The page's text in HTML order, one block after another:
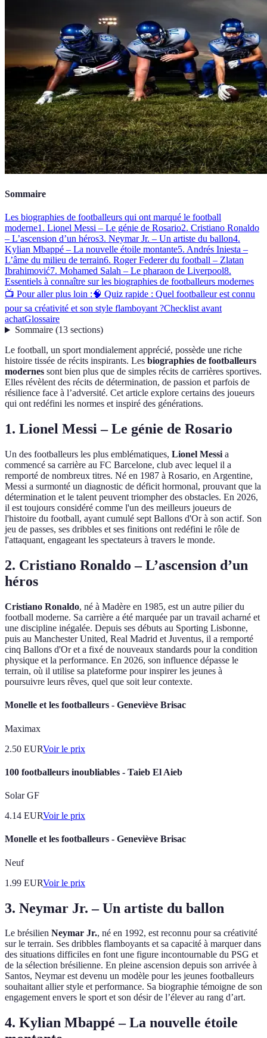
Sommaire
Les biographies de footballeurs qui ont marqué le football
moderne1. Lionel Messi – Le génie de Rosario2. Cristiano Ronaldo
– L’ascension d’un héros3. Neymar Jr. – Un artiste du ballon4.
Kylian Mbappé – La nouvelle étoile montante5. Andrés Iniesta –
L’âme du milieu de terrain6. Roger Federer du football – Zlatan
Ibrahimović7. Mohamed Salah – Le pharaon de Liverpool8.
Essentiels à connaître sur les biographies de footballeurs modernes
📺 Pour aller plus loin :🧠 Quiz rapide : Quel footballeur est connu
pour sa créativité et son style flamboyant ?Checklist avant
achatGlossaire
Sommaire(13 sections)
Le football, un sport mondialement apprécié, possède une riche
histoire tissée de récits inspirants. Les biographies de footballeurs
modernes sont bien plus que de simples récits de carrières sportives.
Elles révèlent des récits de détermination, de passion et parfois de
résilience face à l’adversité. Cet article explore certains des joueurs
qui ont redéfini les normes et inspiré des générations.
1. Lionel Messi – Le génie de Rosario
Un des footballeurs les plus emblématiques, Lionel Messi a
commencé sa carrière au FC Barcelone, club avec lequel il a
remporté de nombreux titres. Né en 1987 à Rosario, en Argentine,
Messi a surmonté un diagnostic de déficit hormonal, prouvant que la
détermination et le talent peuvent triompher des obstacles. En 2026,
il est toujours considéré comme l'un des meilleurs joueurs de
l'histoire du football, ayant cumulé sept Ballons d'Or à son actif. Son
jeu de passes, ses dribbles et ses finitions ont redéfini le rôle de
l'attaquant, engageant les spectateurs à travers le monde.
2. Cristiano Ronaldo – L’ascension d’un
héros
Cristiano Ronaldo, né à Madère en 1985, est un autre pilier du
football moderne. Sa carrière a été marquée par un travail acharné et
une discipline inégalée. Depuis ses débuts au Sporting Lisbonne,
puis au Manchester United, Real Madrid et Juventus, il a remporté
cinq Ballons d'Or et a fixé de nouveaux standards pour la condition
physique et la performance. En 2026, son influence dépasse le
terrain, où il utilise sa plateforme pour inspirer les jeunes à
poursuivre leurs rêves, quel que soit leur contexte.
Monelle et les footballeurs - Geneviève Brisac
Maximax
2.50 EURVoir le prix
100 footballeurs inoubliables - Taieb El Aieb
Solar GF
4.14 EURVoir le prix
Monelle et les footballeurs - Geneviève Brisac
Neuf
1.99 EURVoir le prix
3. Neymar Jr. – Un artiste du ballon
Le brésilien Neymar Jr., né en 1992, est reconnu pour sa créativité
sur le terrain. Ses dribbles flamboyants et sa capacité à marquer dans
des situations difficiles en font une figure incontournable du PSG et
de la sélection brésilienne. En pleine ascension depuis son arrivée à
Santos, Neymar est devenu un modèle pour les jeunes footballeurs
souhaitant allier style et performance. Sa biographie témoigne de son
engagement envers le sport et son désir de l’élever au rang d’art.
4. Kylian Mbappé – La nouvelle étoile